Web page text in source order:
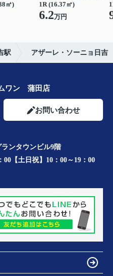
㎡)
1R (16.37㎡)
6.2万円
駅 アザーレ・ソーニョ日吉
ワン 蒲田店
お問い合わせ
ンタウンビル9階
00【土日祝】10：00～19：00